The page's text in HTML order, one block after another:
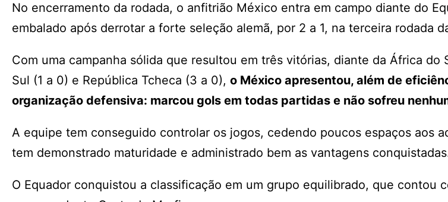
No encerramento da rodada, o anfitrião México entra em campo diante do
embalado após derrotar a forte seleção alemã, por 2 a 1, na terceira rodada
Com uma campanha sólida que resultou em três vitórias, diante da África do
Sul (1 a 0) e República Tcheca (3 a 0), o México apresentou, além de
organização defensiva: marcou gols em todas partidas e não sofreu
A equipe tem conseguido controlar os jogos, cedendo poucos espaços aos
tem demonstrado maturidade e administrado bem as vantagens
O Equador conquistou a classificação em um grupo equilibrado, que contou